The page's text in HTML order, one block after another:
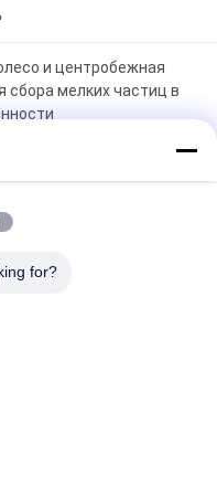
и центробежная
сбора мелких частиц в
Sieve Powder
промышленности
for?